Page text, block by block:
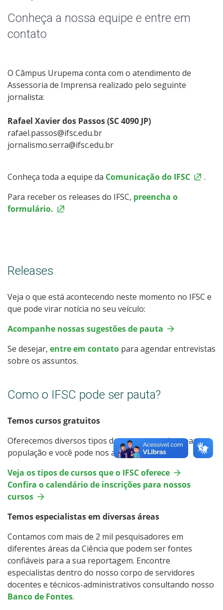
Assessoria de Imprensa
Conheça a nossa equipe e entre em
contato
O Câmpus Urupema conta com o atendimento de
Assessoria de Imprensa realizado pelo seguinte
jornalista:
Rafael Xavier dos Passos (SC 4090 JP)
rafael.passos@ifsc.edu.br
jornalismo.serra@ifsc.edu.br
Conheça toda a equipe da Comunicação do IFSC
.
Para receber os releases do IFSC, preencha o
formulário.
Releases
Veja o que está acontecendo neste momento no IFSC e
que pode virar notícia no seu veículo:
Acompanhe nossas sugestões de pauta
Se desejar, entre em contato para agendar entrevistas
sobre os assuntos.
Como o IFSC pode ser pauta?
Temos cursos gratuitos
Oferecemos diversos tipos de cursos gratuitos para a
população e você pode nos ajudar a divulgá-los.
Veja os tipos de cursos que o IFSC oferece
Confira o calendário de inscrições para nossos
cursos
Temos especialistas em diversas áreas
Contamos com mais de 2 mil pesquisadores em
diferentes áreas da Ciência que podem ser fontes
confiáveis para a sua reportagem. Encontre
especialistas dentro do nosso corpo de servidores
docentes e técnicos-administrativos consultando nosso
Banco de Fontes.